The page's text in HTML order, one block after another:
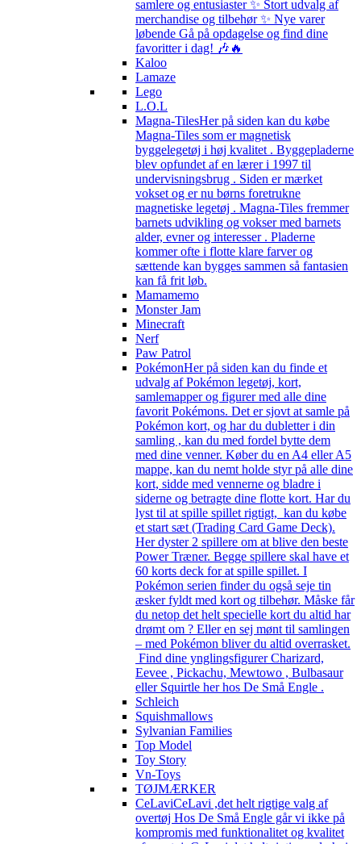
samlere og entusiaster ✨ Stort udvalg af
merchandise og tilbehør ✨ Nye varer
løbende Gå på opdagelse og find dine
favoritter i dag! 🎶🔥
Kaloo
Lamaze
Lego
L.O.L
Magna-TilesHer på siden kan du købe
Magna-Tiles som er magnetisk
byggelegetøj i høj kvalitet . Byggepladerne
blev opfundet af en lærer i 1997 til
undervisningsbrug . Siden er mærket
vokset og er nu børns foretrukne
magnetiske legetøj . Magna-Tiles fremmer
barnets udvikling og vokser med barnets
alder, evner og interesser . Pladerne
kommer ofte i flotte klare farver og
sættende kan bygges sammen så fantasien
kan få frit løb.
Mamamemo
Monster Jam
Minecraft
Nerf
Paw Patrol
PokémonHer på siden kan du finde et
udvalg af Pokémon legetøj, kort,
samlemapper og figurer med alle dine
favorit Pokémons. Det er sjovt at samle på
Pokémon kort, og har du dubletter i din
samling , kan du med fordel bytte dem
med dine venner. Køber du en A4 eller A5
mappe, kan du nemt holde styr på alle dine
kort, sidde med vennerne og bladre i
siderne og betragte dine flotte kort. Har du
lyst til at spille spillet rigtigt, kan du købe
et start sæt (Trading Card Game Deck).
Her dyster 2 spillere om at blive den beste
Power Træner. Begge spillere skal have et
60 korts deck for at spille spillet. I
Pokémon serien finder du også seje tin
æsker fyldt med kort og tilbehør. Måske får
du netop det helt specielle kort du altid har
drømt om ? Eller en sej mønt til samlingen
– med Pokémon bliver du altid overrasket.
Find dine ynglingsfigurer Charizard,
Eevee , Pickachu, Mewtowo , Bulbasaur
eller Squirtle her hos De Små Engle .
Schleich
Squishmallows
Sylvanian Families
Top Model
Toy Story
Vn-Toys
TØJMÆRKER
CeLaviCeLavi ,det helt rigtige valg af
overtøj Hos De Små Engle går vi ikke på
kompromis med funktionalitet og kvalitet